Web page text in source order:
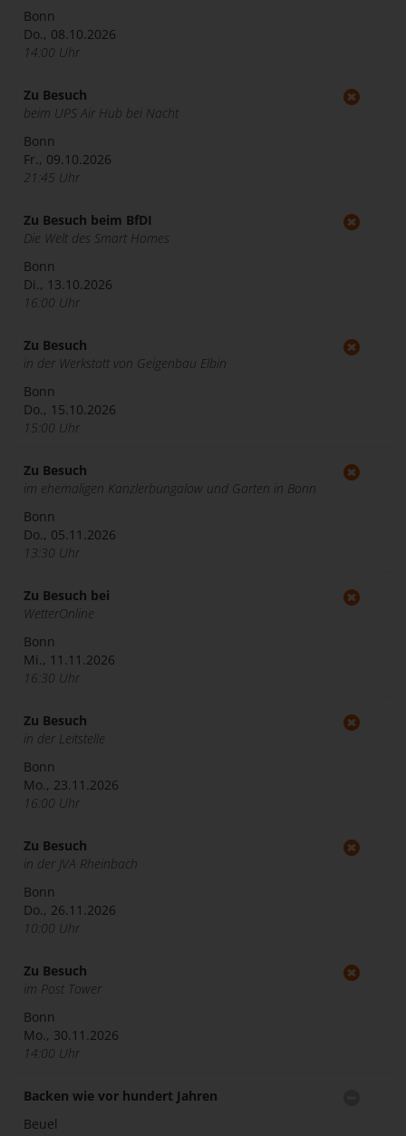
Bonn
Do., 08.10.2026
14:00 Uhr
Zu Besuch
beim UPS Air Hub bei Nacht
Bonn
Fr., 09.10.2026
21:45 Uhr
Zu Besuch beim BfDI
Die Welt des Smart Homes
Bonn
Di., 13.10.2026
16:00 Uhr
Zu Besuch
in der Werkstatt von Geigenbau Elbin
Bonn
Do., 15.10.2026
15:00 Uhr
Zu Besuch
im ehemaligen Kanzlerbungalow und Garten in Bonn
Bonn
Do., 05.11.2026
13:30 Uhr
Zu Besuch bei
WetterOnline
Bonn
Mi., 11.11.2026
16:30 Uhr
Zu Besuch
in der Leitstelle
Bonn
Mo., 23.11.2026
16:00 Uhr
Zu Besuch
in der JVA Rheinbach
Bonn
Do., 26.11.2026
10:00 Uhr
Zu Besuch
im Post Tower
Bonn
Mo., 30.11.2026
14:00 Uhr
Backen wie vor hundert Jahren
Beuel